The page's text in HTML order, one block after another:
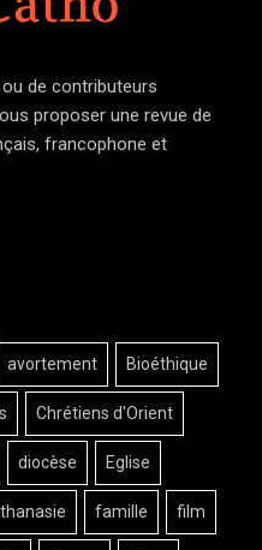
de contributeurs
proposer une revue de
francophone et
avortement Bioéthique
Chrétiens d'Orient
diocèse Eglise
famille film